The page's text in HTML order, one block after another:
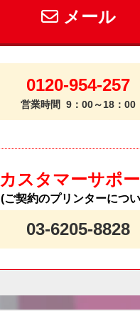
メール
0120-954-257
営業時間 9：00～18：00
カスタマーサポ
(ご契約のプリンターにつ
03-6205-8828